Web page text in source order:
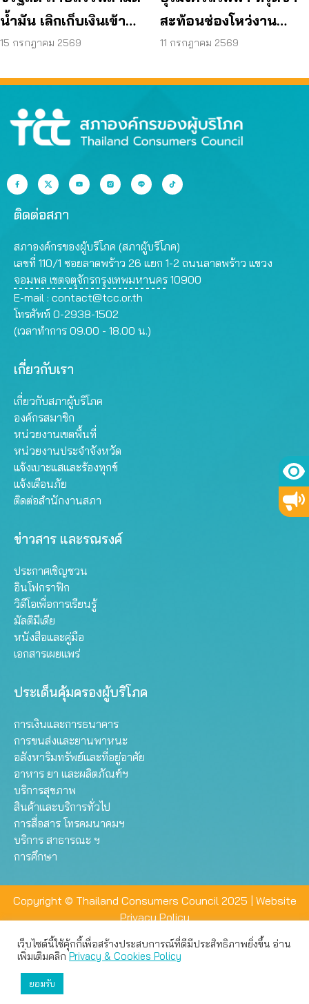
น้ำมัน เลิกเก็บเงินเข้า
กองทุน เอื้อโรงกลั่น
15 กรกฎาคม 2569
สะท้อนช่องโหว่งาน
ก่อสร้าง จี้ตรวจ
11 กรกฎาคม 2569
ติดต่อสภา
สภาองค์กรของผู้บริโภค (สภาผู้บริโภค)
เลขที่ 110/1 ซอยลาดพร้าว 26 แยก 1-2 ถนนลาดพร้าว แขวง
จอมพล เขตจตุจักรกรุงเทพมหานคร 10900
E-mail : contact@tcc.or.th
โทรศัพท์ 0-2938-1502
(เวลาทำการ 09.00 - 18.00 น.)
เกี่ยวกับเรา
เกี่ยวกับสภาผู้บริโภค
องค์กรสมาชิก
หน่วยงานเขตพื้นที่
หน่วยงานประจำจังหวัด
แจ้งเบาะแสและร้องทุกข์
แจ้งเตือนภัย
ติดต่อสำนักงานสภา
ข่าวสาร และรณรงค์
ประกาศเชิญชวน
อินโฟกราฟิก
วิดีโอเพื่อการเรียนรู้
มัลติมีเดีย
หนังสือและคู่มือ
เอกสารเผยแพร่
ประเด็นคุ้มครองผู้บริโภค
การเงินและการธนาคาร
การขนส่งและยานพาหนะ
อสังหาริมทรัพย์และที่อยู่อาศัย
อาหาร ยา และผลิตภัณฑ์ฯ
บริการสุขภาพ
สินค้าและบริการทั่วไป
การสื่อสาร โทรคมนาคมฯ
บริการ สาธารณะ ฯ
การศึกษา
Copyright © Thailand Consumers Council 2025 | Website
Privacy Policy
เว็บไซต์นี้ใช้คุ้กกี้เพื่อสร้างประสบการณ์ที่ดีมีประสิทธิภาพยิ่งขึ้น อ่าน
เพิ่มเติมคลิกPrivacy & Cookies Policy
ยอมรับ
เว็บไซต์นี้ใช้คุกกี้เพื่อมอบประสบการณ์การใช้งานที่ดีให้แก่ท่าน คุณ
สามารถเลือกตั้งค่าความเป็นส่วนตัวได้
ยอมรับทั้งหมด